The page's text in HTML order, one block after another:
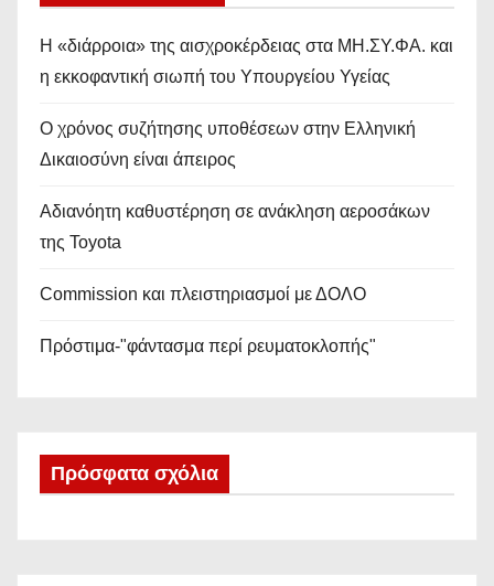
Η «διάρροια» της αισχροκέρδειας στα ΜΗ.ΣΥ.ΦΑ. και
η εκκοφαντική σιωπή του Υπουργείου Υγείας
Ο χρόνος συζήτησης υποθέσεων στην Ελληνική
Δικαιοσύνη είναι άπειρος
Αδιανόητη καθυστέρηση σε ανάκληση αεροσάκων
της Toyota
Commission και πλειστηριασμοί με ΔΟΛΟ
Πρόστιμα-"φάντασμα περί ρευματοκλοπής"
Πρόσφατα σχόλια